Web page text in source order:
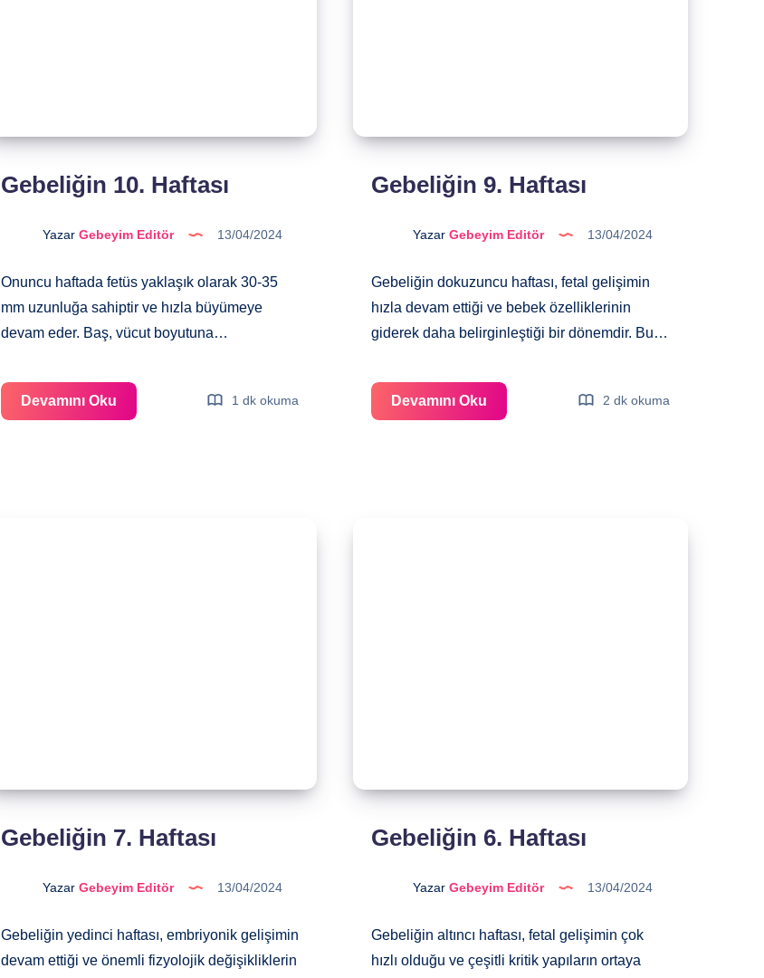
Gebeliğin 10. Haftası
Yazar Gebeyim Editör 13/04/2024
Onuncu haftada fetüs yaklaşık olarak 30-35
mm uzunluğa sahiptir ve hızla büyümeye
devam eder. Baş, vücut boyutuna…
Devamını Oku
10.
1 dk okuma
Gebeliğin 9. Haftası
Yazar Gebeyim Editör 13/04/2024
Gebeliğin dokuzuncu haftası, fetal gelişimin
hızla devam ettiği ve bebek özelliklerinin
giderek daha belirginleştiği bir dönemdir. Bu…
Devamını Oku
9.
2 dk okuma
Gebeliğin 7. Haftası
Yazar Gebeyim Editör 13/04/2024
Gebeliğin yedinci haftası, embriyonik gelişimin
devam ettiği ve önemli fizyolojik değişikliklerin
Gebeliğin 6. Haftası
Yazar Gebeyim Editör 13/04/2024
Gebeliğin altıncı haftası, fetal gelişimin çok
hızlı olduğu ve çeşitli kritik yapıların ortaya